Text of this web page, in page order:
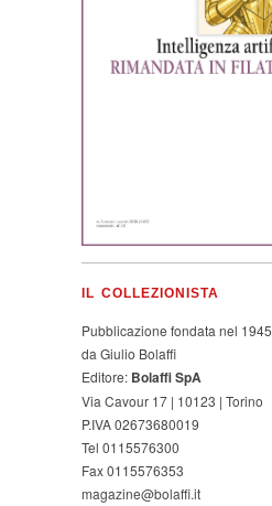
IL COLLEZIONISTA
Pubblicazione fondata nel 1945
da Giulio Bolaffi
Editore: Bolaffi SpA
Via Cavour 17 | 10123 | Torino
P.IVA 02673680019
Tel 0115576300
Fax 0115576353
magazine@bolaffi.it